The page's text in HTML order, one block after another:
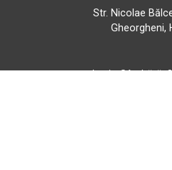
Str. Nicolae
Gheorgheni,
Luni - Sâmbătă: